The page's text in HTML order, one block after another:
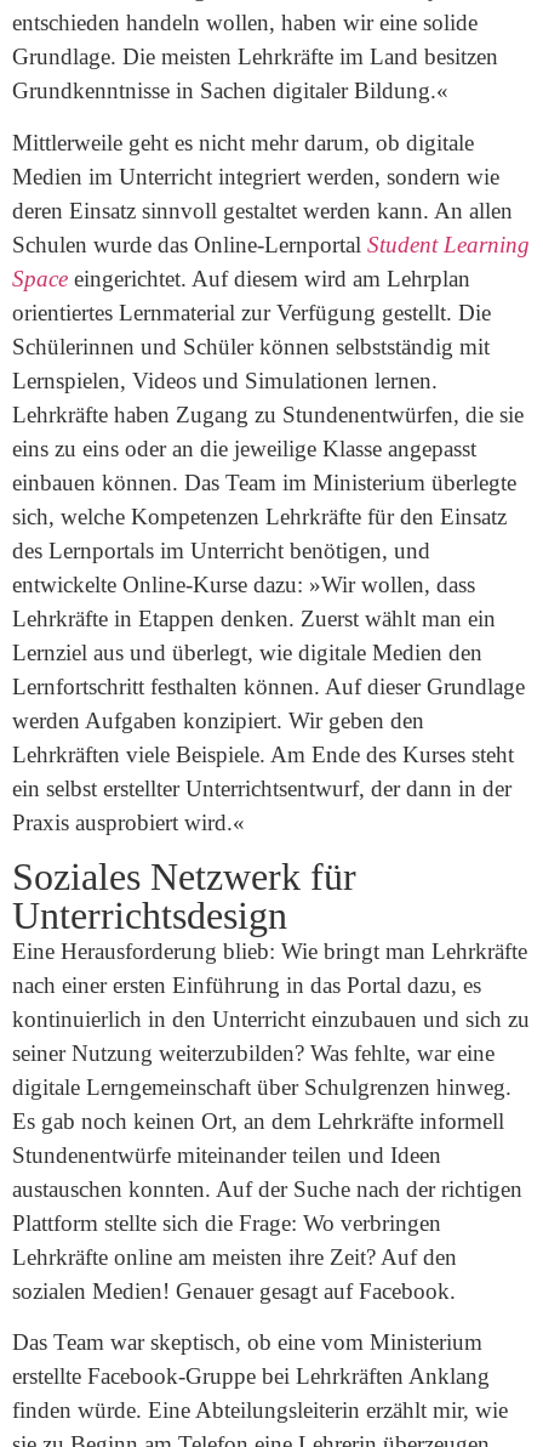
entschieden handeln wollen, haben wir eine solide
Grundlage. Die meisten Lehrkräfte im Land besitzen
Grundkenntnisse in Sachen digitaler Bildung.«
Mittlerweile geht es nicht mehr darum, ob digitale
Medien im Unterricht integriert werden, sondern wie
deren Einsatz sinnvoll gestaltet werden kann. An allen
Schulen wurde das Online-Lernportal Student Learning
Space eingerichtet. Auf diesem wird am Lehrplan
orientiertes Lernmaterial zur Verfügung gestellt. Die
Schülerinnen und Schüler können selbstständig mit
Lernspielen, Videos und Simulationen lernen.
Lehrkräfte haben Zugang zu Stundenentwürfen, die sie
eins zu eins oder an die jeweilige Klasse angepasst
einbauen können. Das Team im Ministerium überlegte
sich, welche Kompetenzen Lehrkräfte für den Einsatz
des Lernportals im Unterricht benötigen, und
entwickelte Online-Kurse dazu: »Wir wollen, dass
Lehrkräfte in Etappen denken. Zuerst wählt man ein
Lernziel aus und überlegt, wie digitale Medien den
Lernfortschritt festhalten können. Auf dieser Grundlage
werden Aufgaben konzipiert. Wir geben den
Lehrkräften viele Beispiele. Am Ende des Kurses steht
ein selbst erstellter Unterrichtsentwurf, der dann in der
Praxis ausprobiert wird.«
Soziales Netzwerk für
Unterrichtsdesign
Eine Herausforderung blieb: Wie bringt man Lehrkräfte
nach einer ersten Einführung in das Portal dazu, es
kontinuierlich in den Unterricht einzubauen und sich zu
seiner Nutzung weiterzubilden? Was fehlte, war eine
digitale Lerngemeinschaft über Schulgrenzen hinweg.
Es gab noch keinen Ort, an dem Lehrkräfte informell
Stundenentwürfe miteinander teilen und Ideen
austauschen konnten. Auf der Suche nach der richtigen
Plattform stellte sich die Frage: Wo verbringen
Lehrkräfte online am meisten ihre Zeit? Auf den
sozialen Medien! Genauer gesagt auf Facebook.
Das Team war skeptisch, ob eine vom Ministerium
erstellte Facebook-Gruppe bei Lehrkräften Anklang
finden würde. Eine Abteilungsleiterin erzählt mir, wie